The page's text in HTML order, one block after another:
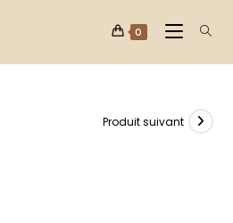
0
Produit suivant